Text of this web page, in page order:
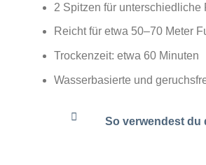
2 Spitzen für unterschiedliche
Reicht für etwa 50–70 Meter
Trockenzeit: etwa 60 Minuten
Wasserbasierte und
So verwendest du